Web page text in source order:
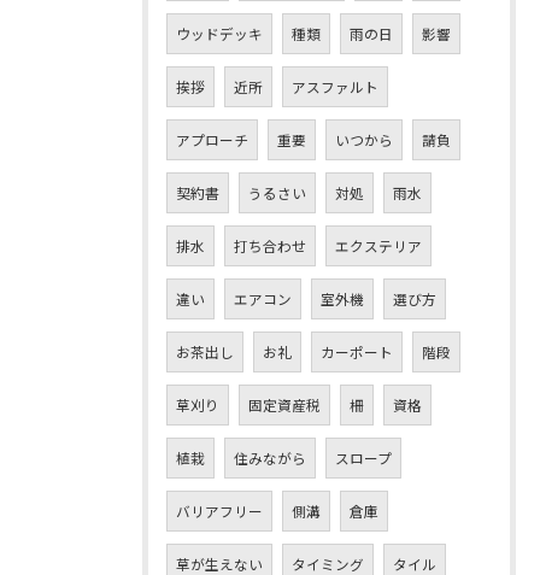
ウッドデッキ 種類 雨の日 影響
挨拶 近所 アスファルト
アプローチ 重要 いつから 請負
契約書 うるさい 対処 雨水
排水 打ち合わせ エクステリア
違い エアコン 室外機 選び方
お茶出し お礼 カーポート 階段
草刈り 固定資産税 柵 資格
植栽 住みながら スロープ
バリアフリー 側溝 倉庫
草が生えない タイミング タイル